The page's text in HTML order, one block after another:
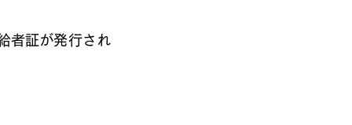
者証が発行され